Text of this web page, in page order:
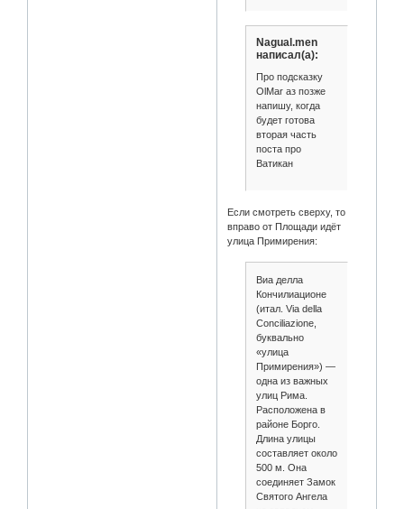
Nagual.men
написал(а):
Про подсказку
OlMar аз позже
напишу, когда
будет готова
вторая часть
поста про
Ватикан
Если смотреть сверху, то
вправо от Площади идёт
улица Примирения:
Виа делла
Кончилиационе
(итал. Via della
Conciliazione,
буквально
«улица
Примирения») —
одна из важных
улиц Рима.
Расположена в
районе Борго.
Длина улицы
составляет около
500 м. Она
соединяет Замок
Святого Ангела